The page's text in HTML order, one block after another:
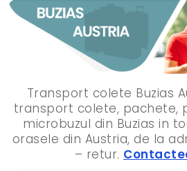
Transport colete Buzias
transport colete, pachete,
microbuzul din Buzias in
orasele din Austria, de la
– retur.